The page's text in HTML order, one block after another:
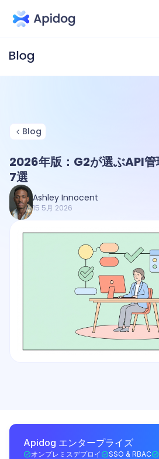
Blog
2026年版：G2が選ぶAPI
7選
Ashley Innocent
15 5月 2026
Apidog エンタープライズ
オンプレミスデプロイ SSO & RBAC